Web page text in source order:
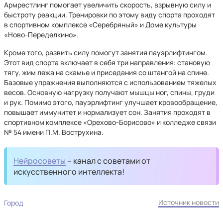
Армрестлинг помогает увеличить скорость, взрывную силу и
быстроту реакции. Тренировки по этому виду спорта проходят
в спортивном комплексе «Серебряный» и Доме культуры
«Ново-Переделкино».
Кроме того, развить силу помогут занятия пауэрлифтингом.
Этот вид спорта включает в себя три направления: становую
тягу, жим лежа на скамье и приседания со штангой на спине.
Базовые упражнения выполняются с использованием тяжелых
весов. Основную нагрузку получают мышцы ног, спины, груди
и рук. Помимо этого, пауэрлифтинг улучшает кровообращение,
повышает иммунитет и нормализует сон. Занятия проходят в
спортивном комплексе «Орехово-Борисово» и колледже связи
№ 54 имени П.М. Вострухина.
Нейросоветы – канал с советами от
искусственного интеллекта!
Город Источник новости